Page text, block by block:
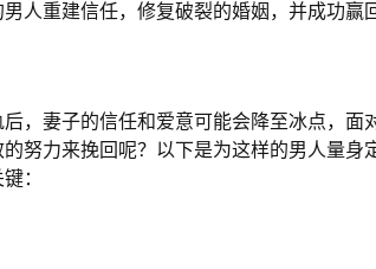
人重建信任，修复破裂的婚姻，并成功赢
，妻子的信任和爱意可能会降至冰点，面
努力来挽回呢？以下是为这样的男人量身
：